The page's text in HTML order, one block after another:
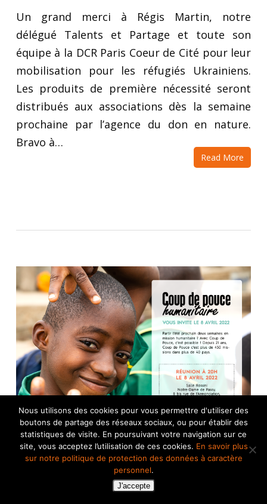
Un grand merci à Régis Martin, notre
délégué Talents et Partage et toute son
équipe à la DCR Paris Coeur de Cité pour leur
mobilisation pour les réfugiés Ukrainiens.
Les produits de première nécessité seront
distribués aux associations dès la semaine
prochaine par l’agence du don en nature.
Bravo à…
Read More
Zoom sur l’association…
Coup Pouce Humanitaire
Actualité,Afrique,
Nous utilisons des cookies pour vous permettre d'utiliser des
boutons de partage des réseaux sociaux, ou pour établir des
statistiques de visite. En poursuivant votre navigation sur ce
site, vous acceptez l’utilisation de ces cookies. En savoir plus
sur notre politique de protection des données à caractère
personnel.
J'accepte